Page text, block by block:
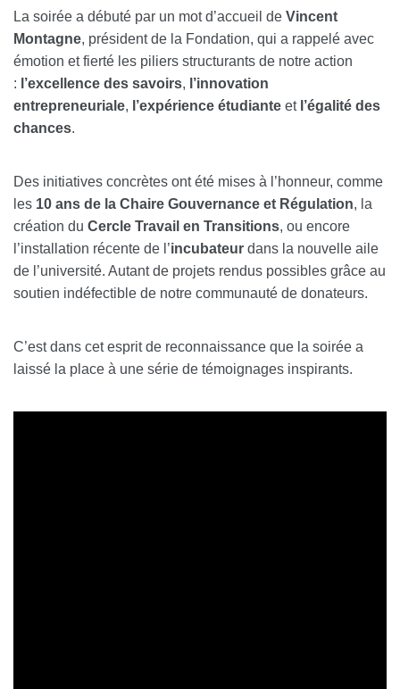
La soirée a débuté par un mot d’accueil de Vincent
Montagne, président de la Fondation, qui a rappelé avec
émotion et fierté les piliers structurants de notre action
: l’excellence des savoirs, l’innovation
entrepreneuriale, l’expérience étudiante et l’égalité des
chances.
Des initiatives concrètes ont été mises à l’honneur, comme
les 10 ans de la Chaire Gouvernance et Régulation, la
création du Cercle Travail en Transitions, ou encore
l’installation récente de l’incubateur dans la nouvelle aile
de l’université. Autant de projets rendus possibles grâce au
soutien indéfectible de notre communauté de donateurs.
C’est dans cet esprit de reconnaissance que la soirée a
laissé la place à une série de témoignages inspirants.